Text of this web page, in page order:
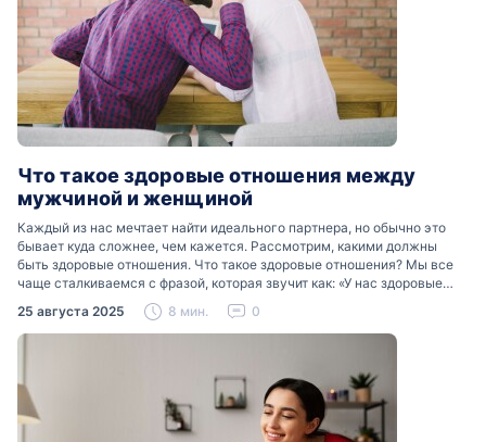
Что такое здоровые отношения между
мужчиной и женщиной
Каждый из нас мечтает найти идеального партнера, но обычно это
бывает куда сложнее, чем кажется. Рассмотрим, какими должны
быть здоровые отношения. Что такое здоровые отношения? Мы все
чаще сталкиваемся с фразой, которая звучит как: «У нас здоровые
отношения». Что именно подразумевается…
25 августа 2025 8 мин. 0